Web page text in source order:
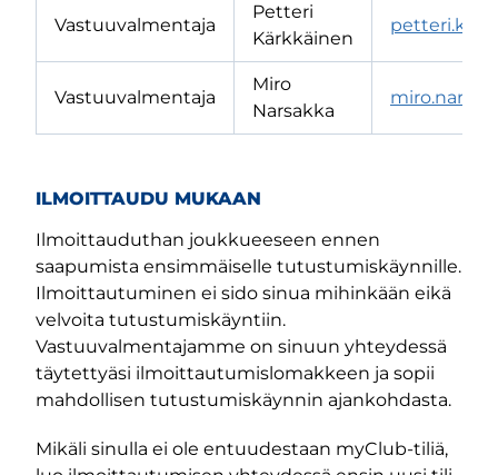
Vastuuvalmentaja
Petteri
Kärkkäinen
Vastuuvalmentaja
Miro
Narsakka
ILMOITTAUDU MUKAAN
Ilmoittauduthan joukkueeseen ennen
saapumista ensimmäiselle tutustumiskäynnille.
Ilmoittautuminen ei sido sinua mihinkään eikä
velvoita tutustumiskäyntiin.
Vastuuvalmentajamme on sinuun yhteydessä
täytettyäsi ilmoittautumislomakkeen ja sopii
mahdollisen tutustumiskäynnin ajankohdasta.
Mikäli sinulla ei ole entuudestaan myClub-tiliä,